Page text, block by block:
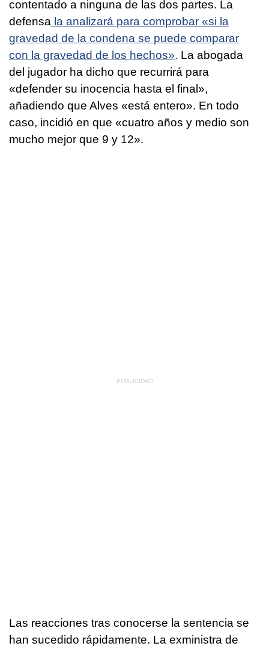
contentado a ninguna de las dos partes. La
defensa la analizará para comprobar «si la
gravedad de la condena se puede comparar
con la gravedad de los hechos». La abogada
del jugador ha dicho que recurrirá para
«defender su inocencia hasta el final»,
añadiendo que Alves «está entero». En todo
caso, incidió en que «cuatro años y medio son
mucho mejor que 9 y 12».
Las reacciones tras conocerse la sentencia se
han sucedido rápidamente. La exministra de